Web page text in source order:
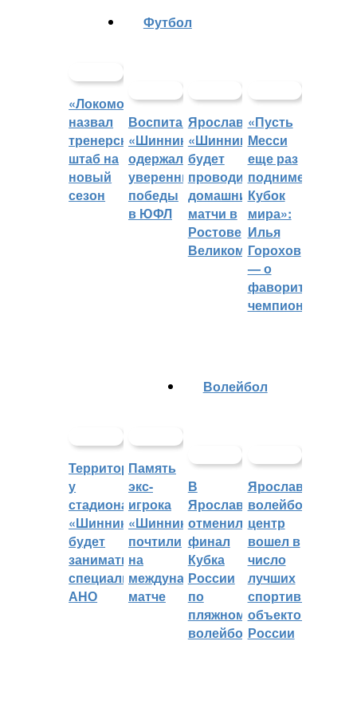
«Локомотив»
назвал
тренерский
штаб на
новый
сезон
Футбол
Воспитанники
«Шинника»
одержали
уверенные
победы
в ЮФЛ
Ярославский
«Шинник»
будет
проводить
домашние
матчи в
Ростове
Великом
«Пусть
Месси
еще раз
поднимет
Кубок
мира»:
Илья
Горохов
— о
фаворитах
чемпионата
Территорией
у
стадиона
«Шинник»
будет
заниматься
специальное
АНО
Память
экс-
игрока
«Шинника»
почтили
на
международном
матче
Волейбол
В
Ярославле
отменили
финал
Кубка
России
по
пляжному
волейболу
Ярославский
волейбольный
центр
вошел в
число
лучших
спортивных
объектов
России